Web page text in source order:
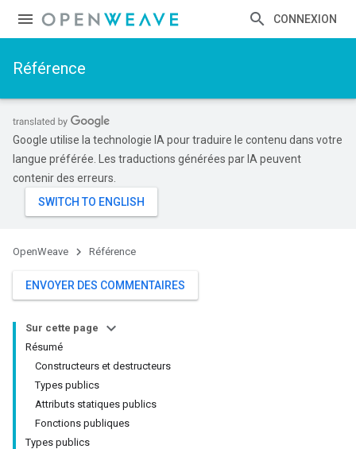
CONNEXION
Référence
Google utilise la technologie IA pour traduire le contenu dans votre
langue préférée. Les traductions générées par IA peuvent
contenir des erreurs.
OpenWeave Référence
ENVOYER DES COMMENTAIRES
Sur cette page
Résumé
Constructeurs et destructeurs
Types publics
Attributs statiques publics
Fonctions publiques
Types publics